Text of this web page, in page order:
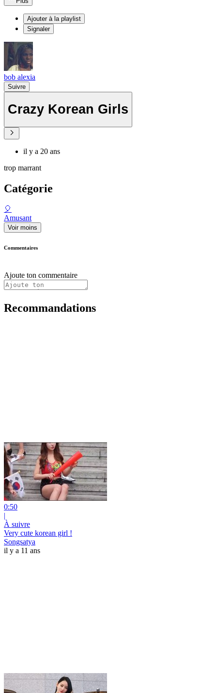
Ajouter à la playlist
Signaler
bob alexia
Suivre
Crazy Korean Girls
il y a 20 ans
trop marrant
Catégorie
🎈
Amusant
Voir moins
Commentaires
Ajoute ton commentaire
Recommandations
0:50
|
À suivre
Very cute korean girl !
Songsatya
il y a 11 ans